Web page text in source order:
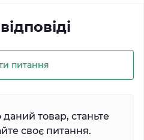
питання
товар, станьте
своє питання.